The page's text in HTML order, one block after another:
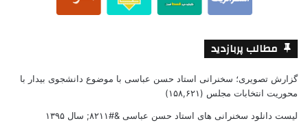
مطالب پربازدید
گزارش تصویری؛ سخنرانی استاد حسن عباسی با موضوع دانشجوی بیدار با
محوریت انتخابات مجلس (۱۵۸,۶۲۱)
لیست دانلود سخنرانی های استاد حسن عباسی &#۸۲۱۱; سال ۱۳۹۵